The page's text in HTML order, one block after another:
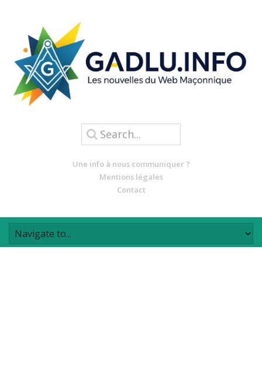
Une info à nous communiquer ?
Mentions légales
Contact